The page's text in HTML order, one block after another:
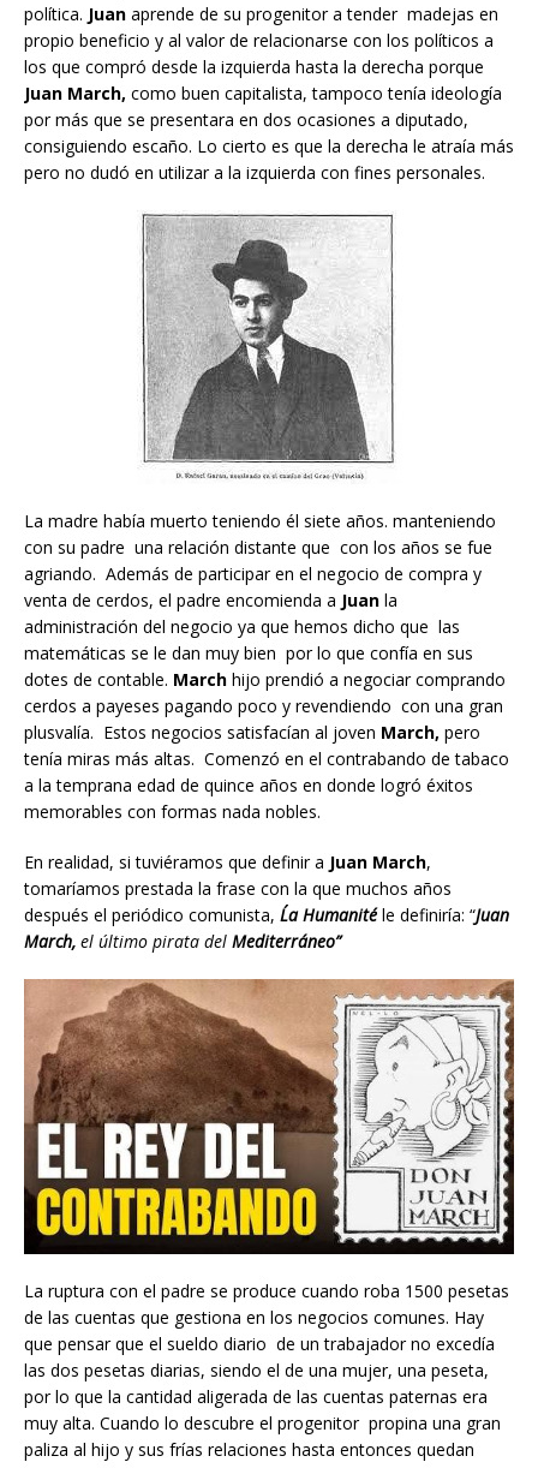
política. Juan aprende de su progenitor a tender madejas en
propio beneficio y al valor de relacionarse con los políticos a
los que compró desde la izquierda hasta la derecha porque
Juan March, como buen capitalista, tampoco tenía ideología
por más que se presentara en dos ocasiones a diputado,
consiguiendo escaño. Lo cierto es que la derecha le atraía más
pero no dudó en utilizar a la izquierda con fines personales.
La madre había muerto teniendo él siete años. manteniendo
con su padre una relación distante que con los años se fue
agriando. Además de participar en el negocio de compra y
venta de cerdos, el padre encomienda a Juan la
administración del negocio ya que hemos dicho que las
matemáticas se le dan muy bien por lo que confía en sus
dotes de contable. March hijo prendió a negociar comprando
cerdos a payeses pagando poco y revendiendo con una gran
plusvalía. Estos negocios satisfacían al joven March, pero
tenía miras más altas. Comenzó en el contrabando de tabaco
a la temprana edad de quince años en donde logró éxitos
memorables con formas nada nobles.
En realidad, si tuviéramos que definir a Juan March,
tomaríamos prestada la frase con la que muchos años
después el periódico comunista, L´a Humanitéle definiría: “Juan
March, el último pirata del Mediterráneo”
La ruptura con el padre se produce cuando roba 1500 pesetas
de las cuentas que gestiona en los negocios comunes. Hay
que pensar que el sueldo diario de un trabajador no excedía
las dos pesetas diarias, siendo el de una mujer, una peseta,
por lo que la cantidad aligerada de las cuentas paternas era
muy alta. Cuando lo descubre el progenitor propina una gran
paliza al hijo y sus frías relaciones hasta entonces quedan